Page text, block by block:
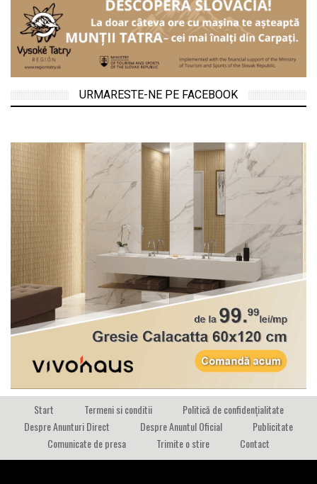
URMARESTE-NE PE FACEBOOK
Start Termeni si conditii
Politică de confidențialitate
Despre Anunturi Direct
Despre Anuntul Oficial
Publicitate
Comunicate de presa
Trimite o stire Contact